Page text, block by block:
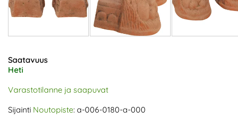
Saatavuus
Heti
Varastotilanne ja saapuvat
Sijainti Noutopiste: a-006-0180-a-000